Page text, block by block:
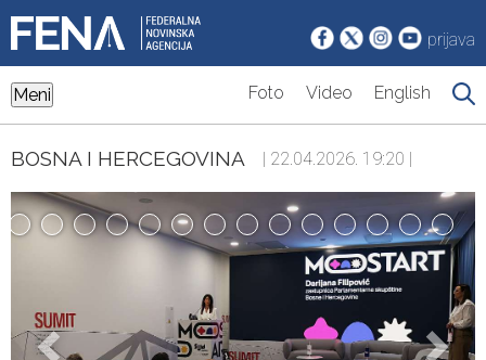
prijava
Meni Foto Video English
BOSNA I HERCEGOVINA | 22.04.2026. 19:20 |